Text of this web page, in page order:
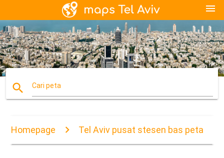
menu
search Cari peta
Homepage Tel Aviv pusat stesen bas peta